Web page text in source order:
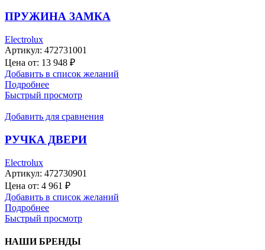
ПРУЖИНА ЗАМКА
Electrolux
Артикул: 472731001
Цена от: 13 948 ₽
Добавить в список желаний
Подробнее
Быстрый просмотр
Добавить для сравнения
РУЧКА ДВЕРИ
Electrolux
Артикул: 472730901
Цена от: 4 961 ₽
Добавить в список желаний
Подробнее
Быстрый просмотр
НАШИ БРЕНДЫ